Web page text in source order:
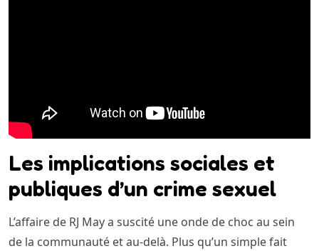
Les implications sociales et
publiques d’un crime sexuel
L’affaire de RJ May a suscité une onde de choc au sein
de la communauté et au-delà. Plus qu’un simple fait